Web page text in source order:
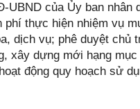
UBND của Ủy ban
thực hiện nhiệm vụ
dịch vụ; phê duyệt
xây dựng mới hạng
động quy hoạch sử